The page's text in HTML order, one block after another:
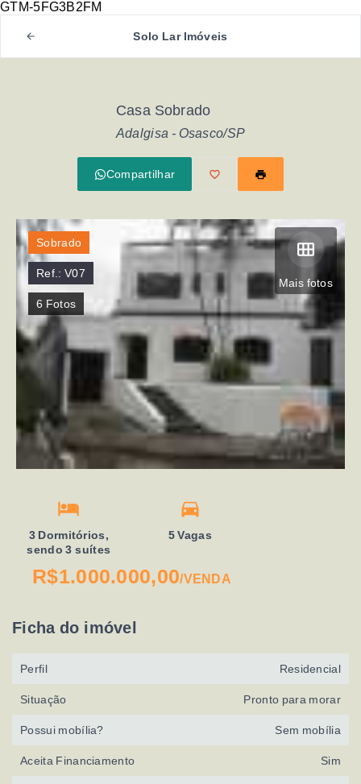
GTM-5FG3B2FM
Solo Lar Imóveis
Casa Sobrado
Adalgisa - Osasco/SP
Compartilhar
Mais fotos
Sobrado
Ref.:V07
6 Fotos
3 Dormitórios,
sendo 3 suítes
5 Vagas
R$1.000.000,00/VENDA
Ficha do imóvel
Perfil Residencial
Situação Pronto para morar
Possui mobília? Sem mobília
Aceita Financiamento Sim